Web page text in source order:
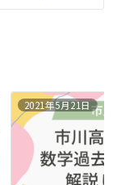
2021年5月21日